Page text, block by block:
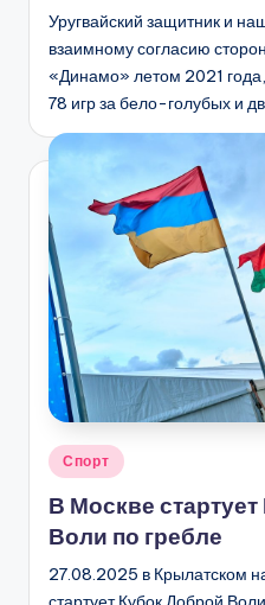
Уругвайский защитник и
взаимному согласию
«Динамо» летом 2021
78 игр за бело-голубых и
Опубликовано
Спорт
В Москве
Воли по гребле
27.08.2025 в Крылатском